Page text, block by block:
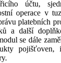
účtu,
operace v
platebních
a další
se dále
pojišťoven,